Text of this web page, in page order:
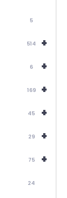
5
+
514
+
6
+
169
+
45
+
29
+
75
24